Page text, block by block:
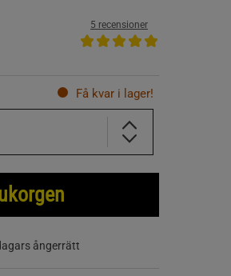
5 recensioner
Få kvar i lager!
ångerrätt